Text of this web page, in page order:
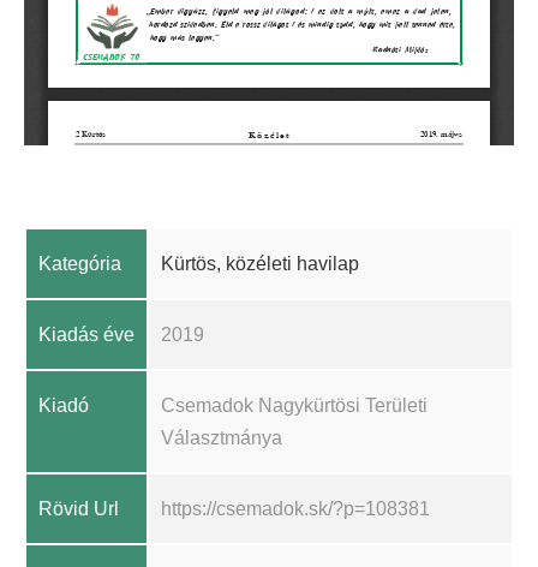
Kategória Kürtös, közéleti havilap
Kiadás éve 2019
Kiadó
Csemadok Nagykürtösi Területi
Választmánya
Rövid Url https://csemadok.sk/?p=108381